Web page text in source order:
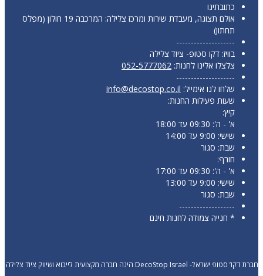
כתובתינו
אולם תצוגה, מעבדת שירות ומרכז צלילה: המרכבה 19 חולון (מפלס
תחתון)
--------------------
בוויז: דקו סטופ- ציוד צלילה
צלצלו אלינו לחנות: 052-5777062
--------------------
שלחו לנו אימייל: info@decostop.co.il
שעות פעילות החנות:
קיץ:
א' - ה': 09:30 עד 18:00
שישי: 9:00 עד 14:00
שבת: סגור
חורף:
א' - ה': 09:30 עד 17:00
שישי: 9:00 עד 13:00
שבת: סגור
-------------------
* חנייה צמודה לחנות חינם
חברת דקו’ סטופ ישראל- DecoStop Israel הינה חברה מקצועית לייבוא ושיווק ציוד צלילה